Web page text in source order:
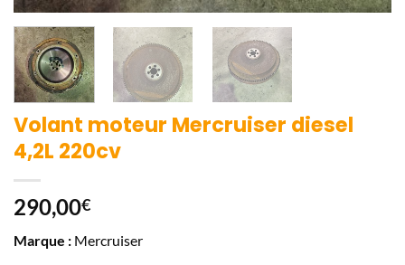
Volant moteur Mercruiser diesel
4,2L 220cv
290,00€
Marque : Mercruiser